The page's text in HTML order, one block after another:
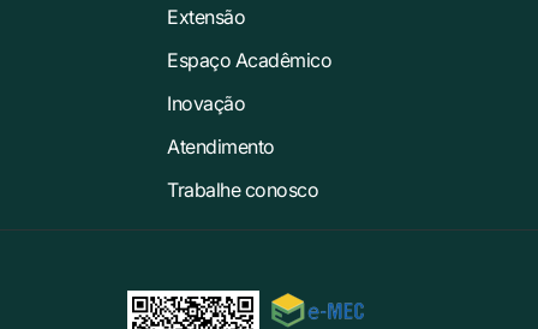
Extensão
Espaço Acadêmico
Inovação
Atendimento
Trabalhe conosco